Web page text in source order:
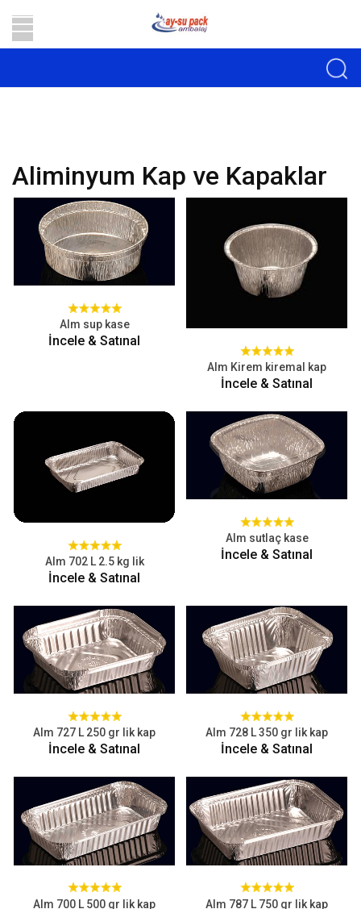
Aliminyum Kap ve Kapaklar
Alm sup kase
İncele & Satınal
Alm Kirem kiremal kap
İncele & Satınal
Alm 702 L 2.5 kg lik
İncele & Satınal
Alm sutlaç kase
İncele & Satınal
Alm 727 L 250 gr lik kap
İncele & Satınal
Alm 728 L 350 gr lik kap
İncele & Satınal
Alm 700 L 500 gr lik kap Alm 787 L 750 gr lik kap